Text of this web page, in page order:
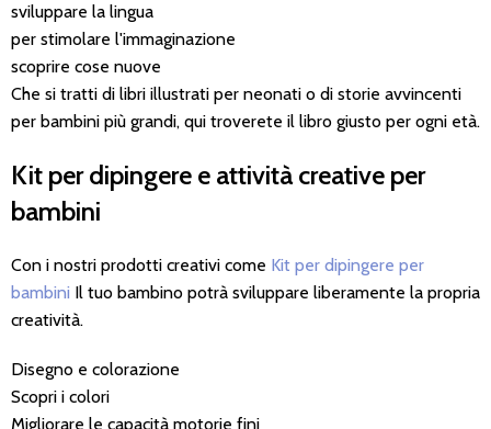
sviluppare la lingua
per stimolare l'immaginazione
scoprire cose nuove
Che si tratti di libri illustrati per neonati o di storie avvincenti
per bambini più grandi, qui troverete il libro giusto per ogni età.
Kit per dipingere e attività creative per
bambini
Con i nostri prodotti creativi come Kit per dipingere per
bambini Il tuo bambino potrà sviluppare liberamente la propria
creatività.
Disegno e colorazione
Scopri i colori
Migliorare le capacità motorie fini